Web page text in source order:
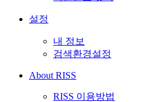
설정
내 정보
검색환경설정
About RISS
RISS 이용방법